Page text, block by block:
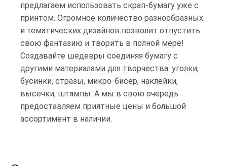
предлагаем использовать скрап-бумагу уже с
принтом. Огромное количество разнообразных
и тематических дизайнов позволит отпустить
свою фантазию и творить в полной мере!
Создавайте шедевры соединяя бумагу с
другими материалами для творчества: уголки,
бусинки, стразы, микро-бисер, наклейки,
высечки, штампы. А мы в свою очередь
предоставляем приятные цены и большой
ассортимент в наличии.